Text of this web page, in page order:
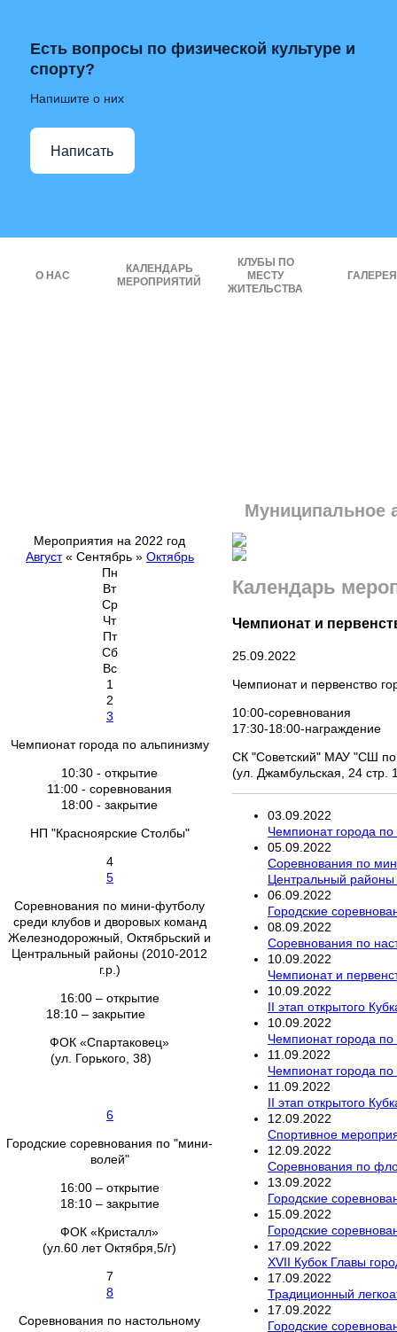
Есть вопросы по физической культуре и
спорту?
Напишите о них
Написать
О НАС
КАЛЕНДАРЬ
МЕРОПРИЯТИЙ
КЛУБЫ ПО
МЕСТУ
ЖИТЕЛЬСТВА
ГАЛЕРЕЯ
Муниципальное
Мероприятия на 2022 год
Август« Сентябрь » Октябрь
Пн
Вт
Ср
Чт
Пт
Сб
Вс
1
2
3
Чемпионат города по альпинизму
10:30 - открытие
11:00 - соревнования
18:00 - закрытие
НП "Красноярские Столбы"
4
5
Соревнования по мини-футболу
среди клубов и дворовых команд
Железнодорожный, Октябрьский и
Центральный районы (2010-2012
г.р.)
16:00 – открытие
18:10 – закрытие
ФОК «Спартаковец»
(ул. Горького, 38)
6
Городские соревнования по "мини-
волей"
16:00 – открытие
18:10 – закрытие
ФОК «Кристалл»
(ул.60 лет Октября,5/г)
7
8
Соревнования по настольному
Календарь
Чемпионат и
25.09.2022
Чемпионат и первенство
10:00-соревнования
17:30-18:00-награждение
СК "Советский" МАУ "СШ по
(ул. Джамбульская, 24 стр.
03 09 2022
Чемпионат города
05 09 2022
Соревнования по
Центральный районы
06 09 2022
Городские
08 09 2022
Соревнования по
10 09 2022
Чемпионат и
10 09 2022
II этап открытого
10 09 2022
Чемпионат города по
11 09 2022
Чемпионат города по
11 09 2022
II этап открытого
12 09 2022
Спортивное
12 09 2022
Соревнования по
13 09 2022
Городские
15 09 2022
Городские
17 09 2022
XVII Кубок Главы
17 09 2022
Традиционный
17 09 2022
Городские